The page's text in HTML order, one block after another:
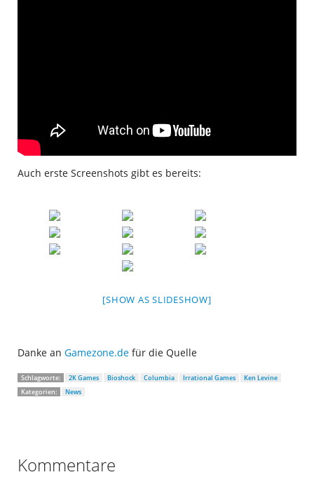
Auch erste Screenshots gibt es bereits:
[SHOW AS SLIDESHOW]
Danke an Gamezone.de für die Quelle
Schlagworte: 2K Games Bioshock Columbia Irrational Games
Ken Levine
Kategorien:
News
Kommentare